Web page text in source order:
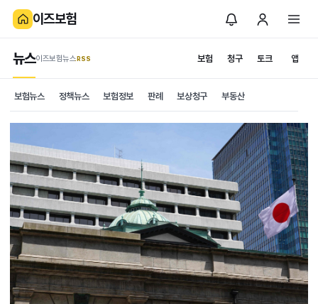
이즈보험
보험 청구
뉴스이즈보험뉴스.RSS 토크 앱
보험뉴스 정책뉴스 보험정보 판례 보상청구 부동산